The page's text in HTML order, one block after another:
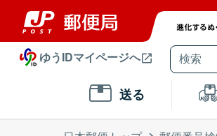
ゆうIDマイページへ
送る